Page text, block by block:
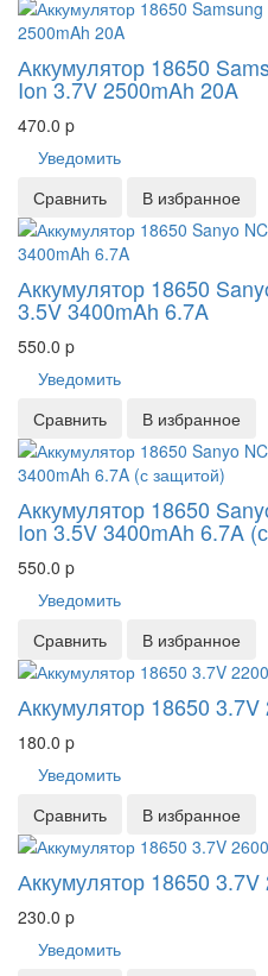
Аккумулятор 18650
Ion 3.7V 2500mAh 20A
470.0 p
Уведомить
Сравнить
В избранное
Аккумулятор 18650
3.5V 3400mAh 6.7A
550.0 p
Уведомить
Сравнить
В избранное
Аккумулятор 18650
Ion 3.5V 3400mAh 6.7A
550.0 p
Уведомить
Сравнить
В избранное
Аккумулятор 18650 3.7V
180.0 p
Уведомить
Сравнить
В избранное
Аккумулятор 18650 3.7V
230.0 p
Уведомить